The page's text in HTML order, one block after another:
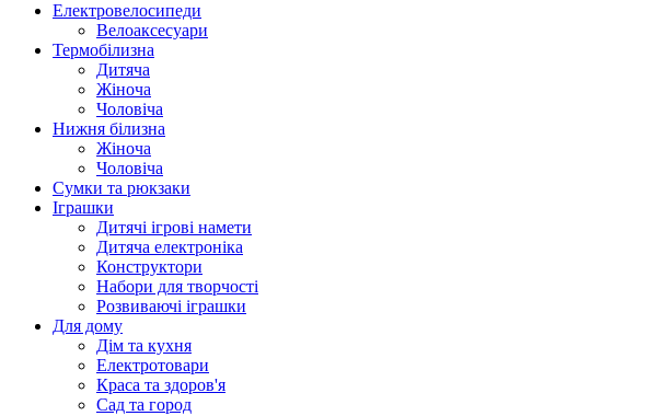
Електровелосипеди
Велоаксесуари
Термобілизна
Дитяча
Жіноча
Чоловіча
Нижня білизна
Жіноча
Чоловіча
Сумки та рюкзаки
Іграшки
Дитячі ігрові намети
Дитяча електроніка
Конструктори
Набори для творчості
Розвиваючі іграшки
Для дому
Дім та кухня
Електротовари
Краса та здоров'я
Сад та город